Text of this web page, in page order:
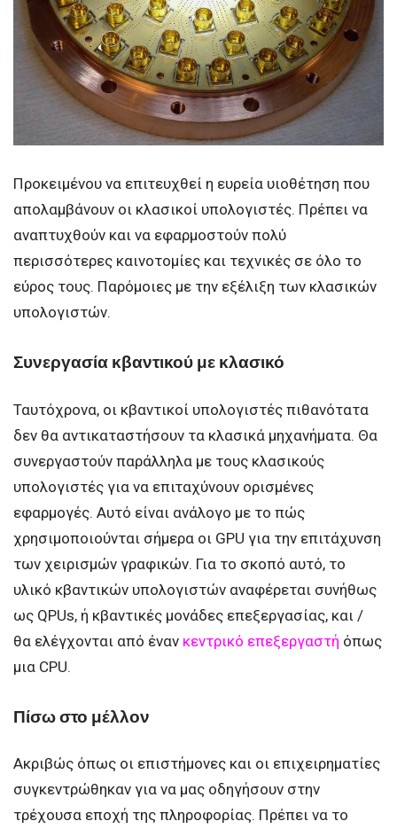
Προκειμένου να επιτευχθεί η ευρεία υιοθέτηση που
απολαμβάνουν οι κλασικοί υπολογιστές. Πρέπει να
αναπτυχθούν και να εφαρμοστούν πολύ
περισσότερες καινοτομίες και τεχνικές σε όλο το
εύρος τους. Παρόμοιες με την εξέλιξη των κλασικών
υπολογιστών.
Συνεργασία κβαντικού με κλασικό
Ταυτόχρονα, οι κβαντικοί υπολογιστές πιθανότατα
δεν θα αντικαταστήσουν τα κλασικά μηχανήματα. Θα
συνεργαστούν παράλληλα με τους κλασικούς
υπολογιστές για να επιταχύνουν ορισμένες
εφαρμογές. Αυτό είναι ανάλογο με το πώς
χρησιμοποιούνται σήμερα οι GPU για την επιτάχυνση
των χειρισμών γραφικών. Για το σκοπό αυτό, το
υλικό κβαντικών υπολογιστών αναφέρεται συνήθως
ως QPUs, ή κβαντικές μονάδες επεξεργασίας, και /
θα ελέγχονται από έναν κεντρικό επεξεργαστή όπως
μια CPU.
Πίσω στο μέλλον
Ακριβώς όπως οι επιστήμονες και οι επιχειρηματίες
συγκεντρώθηκαν για να μας οδηγήσουν στην
τρέχουσα εποχή της πληροφορίας. Πρέπει να το